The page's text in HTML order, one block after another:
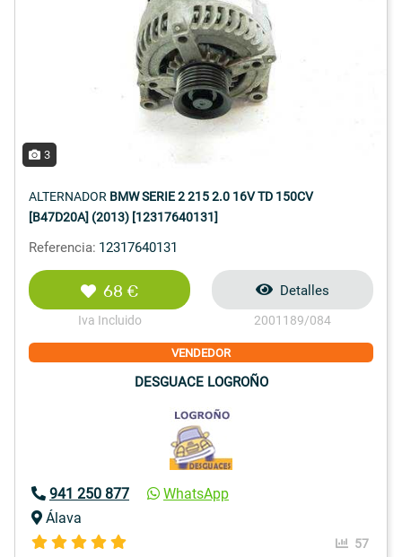
3
ALTERNADOR BMW SERIE 2 215 2.0 16V TD 150CV
[B47D20A] (2013) [12317640131]
Referencia: 12317640131
68 €
Iva Incluido
Detalles
2001189/084
VENDEDOR
DESGUACE LOGROÑO
941 250 877
WhatsApp
Álava
57